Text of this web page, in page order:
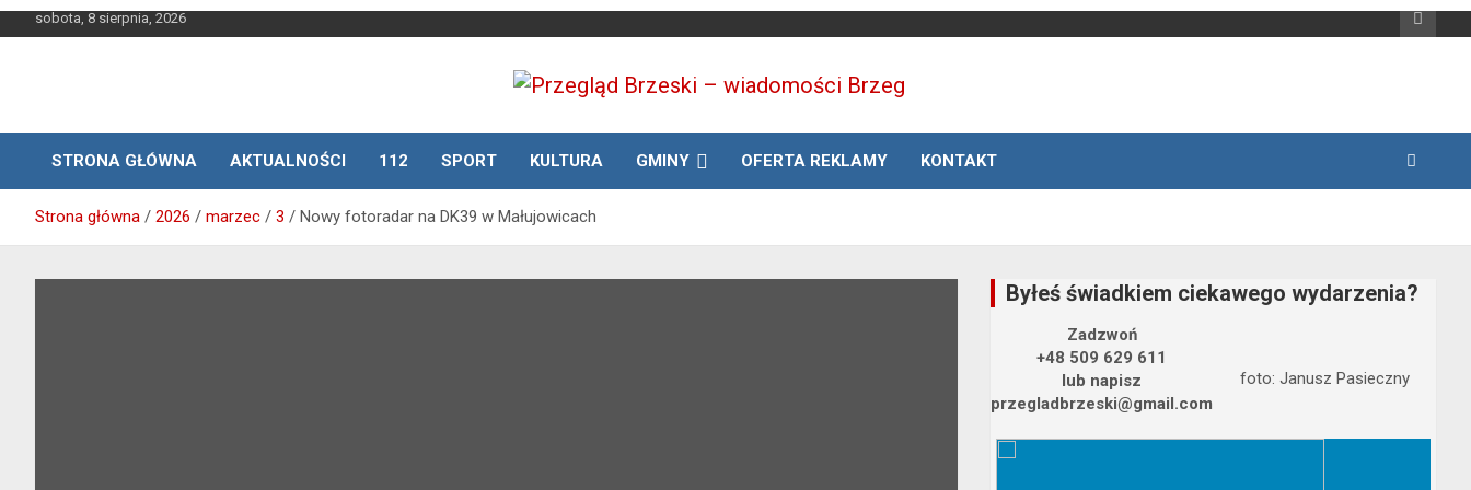
Skip
to
sobota, 8 sierpnia, 2026
Przegląd Brzeski –
wiadomości Brzeg
Brzeg24
STRONA GŁÓWNA
AKTUALNOŚCI 112 SPORT KULTURA GMINY OFERTA REKLAMY KONTAKT
Strona główna 2026 marzec 3 Nowy fotoradar na DK39 w Małujowicach
Byłeś świadkiem ciekawego wydarzenia?
Zadzwoń
+48 509 629 611
lub napisz
przegladbrzeski@gmail.com
foto: Janusz Pasieczny